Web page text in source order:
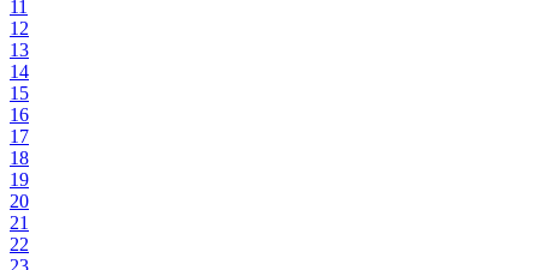
11
12
13
14
15
16
17
18
19
20
21
22